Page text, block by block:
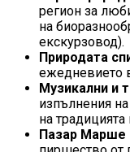
регион за
на
екскурзовод).
Природата
ежедневието
Музикални и
изпълнения
на традицията
Пазар Марше